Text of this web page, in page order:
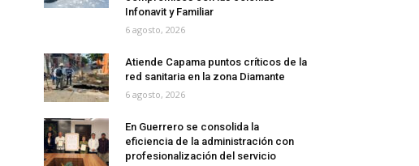
Infonavit y Familiar
6 agosto, 2026
Atiende Capama puntos críticos de la
red sanitaria en la zona Diamante
6 agosto, 2026
En Guerrero se consolida la
eficiencia de la administración con
profesionalización del servicio